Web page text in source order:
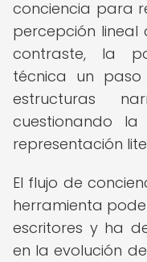
conciencia para
percepción lineal
contraste, la
técnica un
estructuras
cuestionando
representación
El flujo de
herramienta
escritores y ha
en la evolución